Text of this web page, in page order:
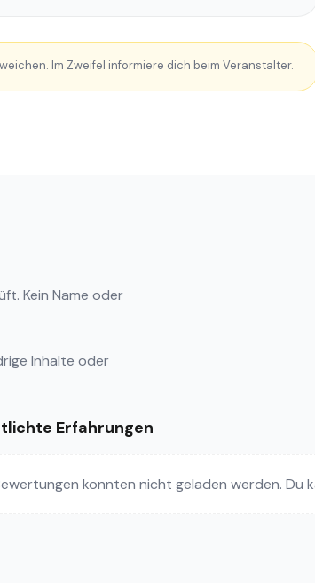
Im Zweifel informiere dich beim Veranstalter.
Kein Name oder
Inhalte oder
Erfahrungen
konnten nicht geladen werden. Du